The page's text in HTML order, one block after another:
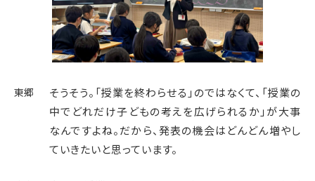
東郷
そうそう。「授業を終わらせる」のではなくて、「授業の
中でどれだけ子どもの考えを広げられるか」が大事
なんですよね。だから、発表の機会はどんどん増やし
ていきたいと思っています。